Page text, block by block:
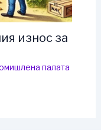
износ за
палaта